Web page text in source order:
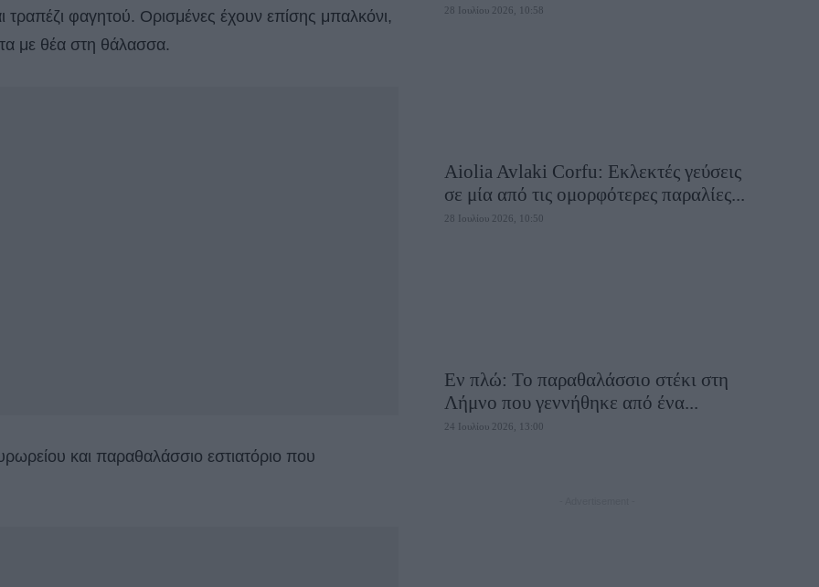
τραπέζι φαγητού. Ορισμένες έχουν επίσης μπαλκόνι,
με θέα στη θάλασσα.
και παραθαλάσσιο εστιατόριο που
28 Ιουλίου 2026, 10:58
Aiolia Avlaki Corfu: Εκλεκτές γεύσεις
σε μία από τις ομορφότερες παραλίες...
28 Ιουλίου 2026, 10:50
Εν πλώ: Το παραθαλάσσιο στέκι στη
Λήμνο που γεννήθηκε από ένα...
24 Ιουλίου 2026, 13:00